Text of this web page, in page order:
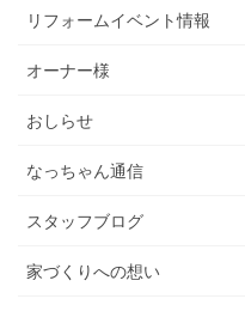
リフォームイベント情報
オーナー様
おしらせ
なっちゃん通信
スタッフブログ
家づくりへの想い